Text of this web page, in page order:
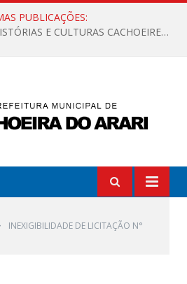
PUBLICAÇÕES:
A VALORIZAÇÃO DAS HISTÓRIAS E CULTURAS CACHOEIRENSES
INEXIGIBILIDADE DE LICITAÇÃO N°